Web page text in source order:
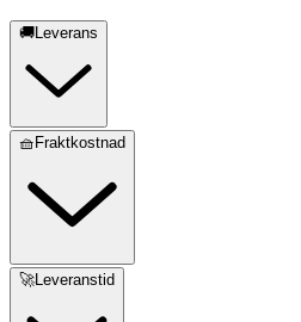
🚚Leverans
🧺Fraktkostnad
🚀Leveranstid